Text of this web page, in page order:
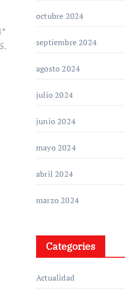
octubre 2024
septiembre 2024
agosto 2024
julio 2024
junio 2024
mayo 2024
abril 2024
marzo 2024
Categories
Actualidad